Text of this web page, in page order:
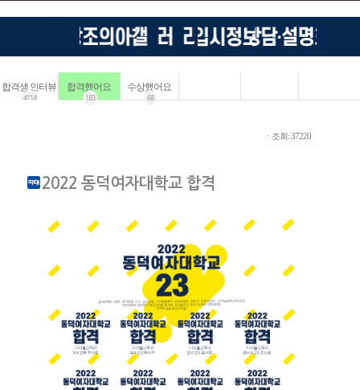
합격생 인터뷰
4114
합격했어요
183
수상했어요
68
ㆍ조회: 37220
2022 동덕여자대학교 합격